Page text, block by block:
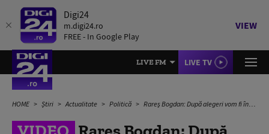
Digi24
m.digi24.ro
FREE - In Google Play
VIEW
LIVE FM LIVE TV
HOME Știri Actualitate Politică Rareș Bogdan: După alegeri vom fi într-un parteneriat firesc cu USR. E bine să ai parteneri care să te tragă de mână